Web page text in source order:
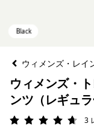
ウィメンズ・レイ
ウィメンズ・
ンツ（レギュラ
評価: 4.7 / 5
3